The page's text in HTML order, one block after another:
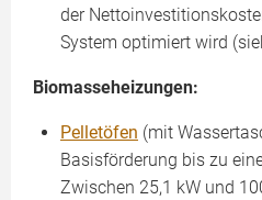
der
System optimiert wird
Biomasseheizungen:
Pelletöfen (mit
Basisförderung bis zu
Zwischen 25,1 kW und